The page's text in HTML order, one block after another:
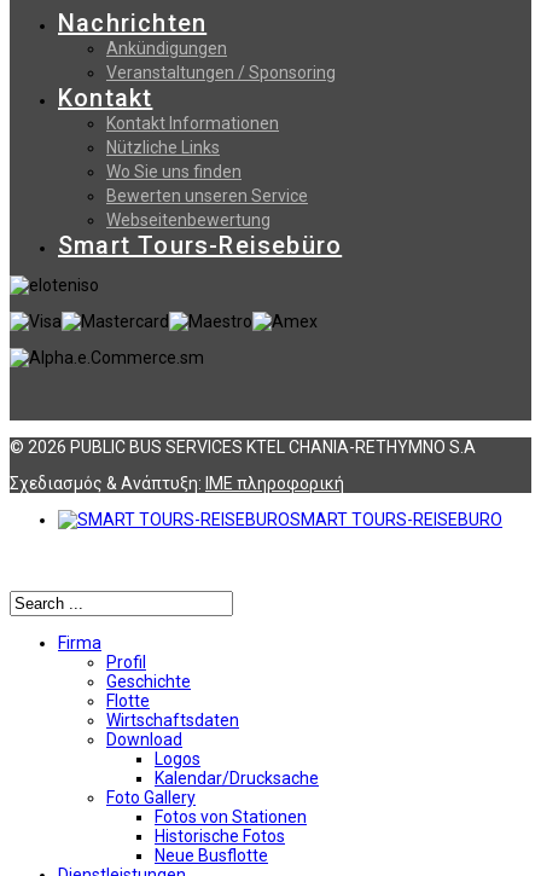
Nachrichten
Ankündigungen
Veranstaltungen / Sponsoring
Kontakt
Kontakt Informationen
Nützliche Links
Wo Sie uns finden
Bewerten unseren Service
Webseitenbewertung
Smart Tours-Reisebüro
© 2026 PUBLIC BUS SERVICES KTEL CHANIA-RETHYMNO S.A
Σχεδιασμός & Ανάπτυξη: ΙΜΕ πληροφορική
SMART TOURS-REISEBURO
Firma
Profil
Geschichte
Flotte
Wirtschaftsdaten
Download
Logos
Kalendar/Drucksache
Foto Gallery
Fotos von Stationen
Historische Fotos
Neue Busflotte